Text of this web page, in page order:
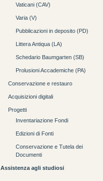
Vaticani (CAV)
Varia (V)
Pubblicazioni in deposito (PD)
Littera Antiqua (LA)
Schedario Baumgarten (SB)
Prolusioni Accademiche (PA)
Conservazione e restauro
Acquisizioni digitali
Progetti
Inventariazione Fondi
Edizioni di Fonti
Conservazione e Tutela dei
Documenti
Assistenza agli studiosi